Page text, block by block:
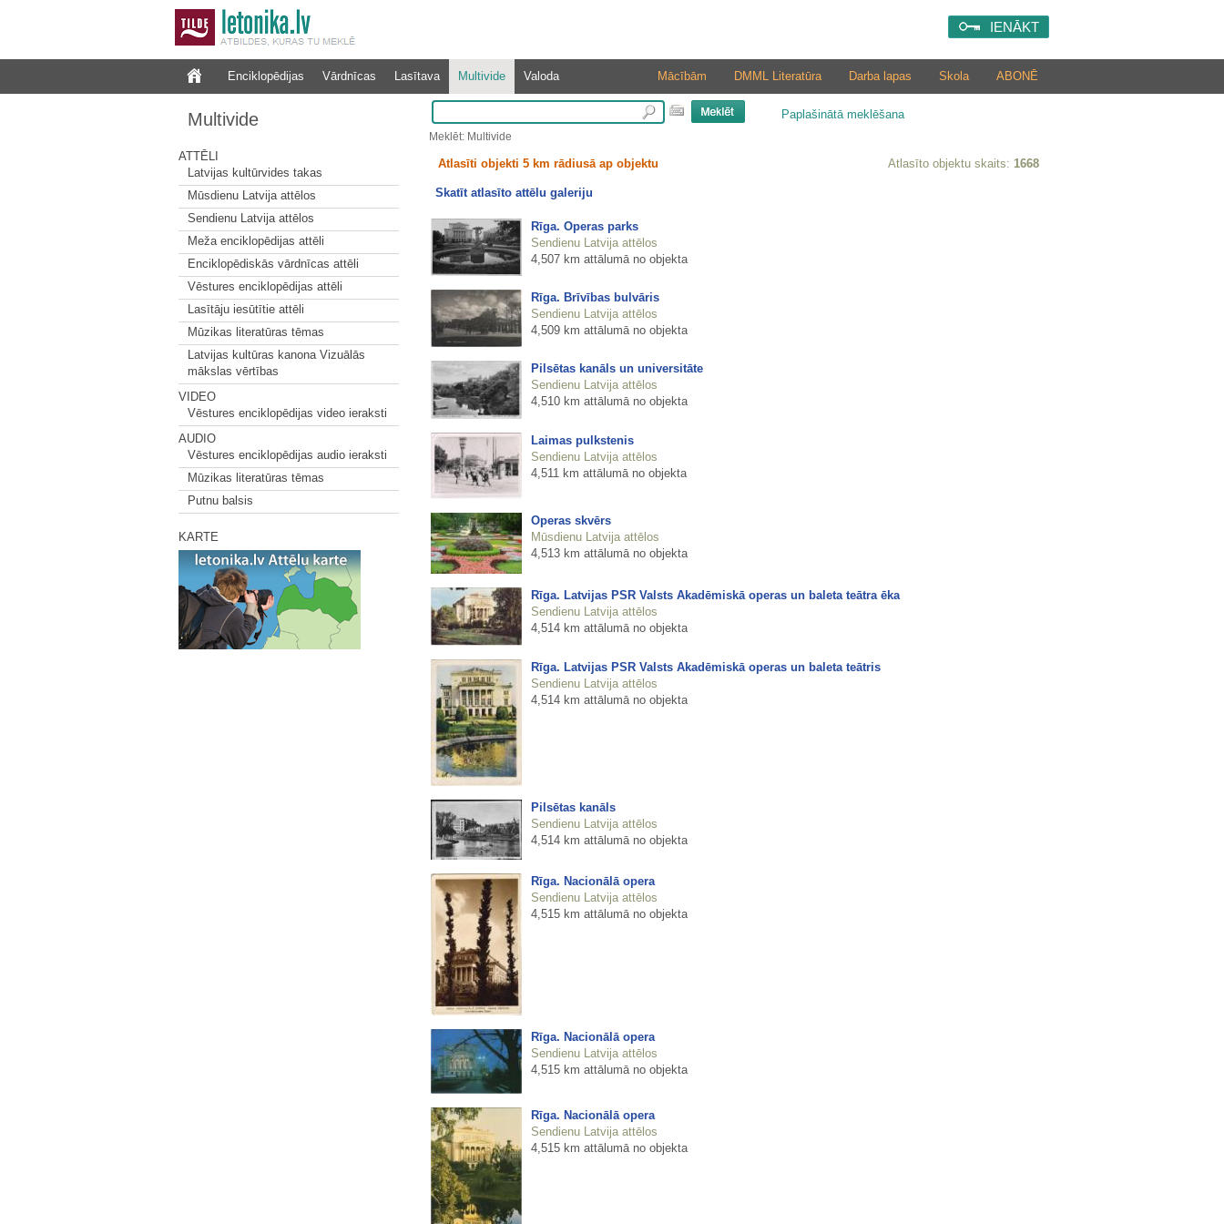
IENĀKT
Enciklopēdijas Vārdnīcas Lasītava Multivide Valoda ABONĒ
Skola
Darba lapas
DMML Literatūra
Mācībām
Multivide
ATTĒLI
Latvijas kultūrvides takas
Mūsdienu Latvija attēlos
Sendienu Latvija attēlos
Meža enciklopēdijas attēli
Enciklopēdiskās vārdnīcas attēli
Vēstures enciklopēdijas attēli
Lasītāju iesūtītie attēli
Mūzikas literatūras tēmas
Latvijas kultūras kanona Vizuālās
mākslas vērtības
VIDEO
Vēstures enciklopēdijas video ieraksti
AUDIO
Vēstures enciklopēdijas audio ieraksti
Mūzikas literatūras tēmas
Putnu balsis
KARTE
Paplašinātā meklēšana
Meklēt: Multivide
Atlasīti objekti 5 km rādiusā ap objektu Atlasīto objektu skaits: 1668
Skatīt atlasīto attēlu galeriju
Rīga. Operas parks
Sendienu Latvija attēlos
4,507 km attālumā no objekta
Rīga. Brīvības bulvāris
Sendienu Latvija attēlos
4,509 km attālumā no objekta
Pilsētas kanāls un universitāte
Sendienu Latvija attēlos
4,510 km attālumā no objekta
Laimas pulkstenis
Sendienu Latvija attēlos
4,511 km attālumā no objekta
Operas skvērs
Mūsdienu Latvija attēlos
4,513 km attālumā no objekta
Rīga. Latvijas PSR Valsts Akadēmiskā operas un baleta teātra ēka
Sendienu Latvija attēlos
4,514 km attālumā no objekta
Rīga. Latvijas PSR Valsts Akadēmiskā operas un baleta teātris
Sendienu Latvija attēlos
4,514 km attālumā no objekta
Pilsētas kanāls
Sendienu Latvija attēlos
4,514 km attālumā no objekta
Rīga. Nacionālā opera
Sendienu Latvija attēlos
4,515 km attālumā no objekta
Rīga. Nacionālā opera
Sendienu Latvija attēlos
4,515 km attālumā no objekta
Rīga. Nacionālā opera
Sendienu Latvija attēlos
4,515 km attālumā no objekta